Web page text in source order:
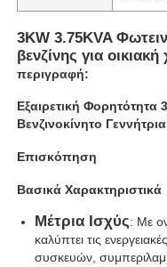
Αρχική
Προϊόντα
Σχετικά με εμάς
3KW 3.75KVA
βενζίνης για
περιγραφή:
Εξαιρετική
Βενζινοκίνητο
Επισκόπηση
Βασικά Χαρακτηριστικά
Μέτρια Ισχύς: Με
καλύπτει τις
συσκευών,